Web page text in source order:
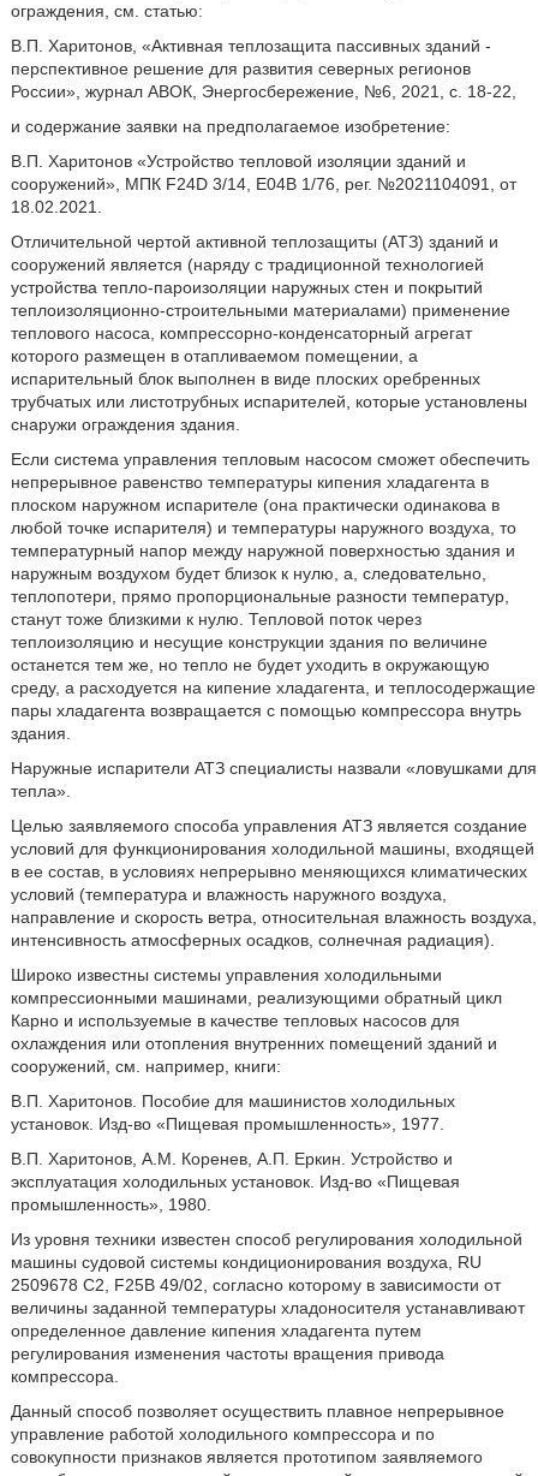
ограждения, см. статью:
В.П. Харитонов, «Активная теплозащита пассивных зданий -
перспективное решение для развития северных регионов
России», журнал АВОК, Энергосбережение, №6, 2021, с. 18-22,
и содержание заявки на предполагаемое изобретение:
В.П. Харитонов «Устройство тепловой изоляции зданий и
сооружений», МПК F24D 3/14, Е04В 1/76, рег. №2021104091, от
18.02.2021.
Отличительной чертой активной теплозащиты (АТЗ) зданий и
сооружений является (наряду с традиционной технологией
устройства тепло-пароизоляции наружных стен и покрытий
теплоизоляционно-строительными материалами) применение
теплового насоса, компрессорно-конденсаторный агрегат
которого размещен в отапливаемом помещении, а
испарительный блок выполнен в виде плоских оребренных
трубчатых или листотрубных испарителей, которые установлены
снаружи ограждения здания.
Если система управления тепловым насосом сможет обеспечить
непрерывное равенство температуры кипения хладагента в
плоском наружном испарителе (она практически одинакова в
любой точке испарителя) и температуры наружного воздуха, то
температурный напор между наружной поверхностью здания и
наружным воздухом будет близок к нулю, а, следовательно,
теплопотери, прямо пропорциональные разности температур,
станут тоже близкими к нулю. Тепловой поток через
теплоизоляцию и несущие конструкции здания по величине
останется тем же, но тепло не будет уходить в окружающую
среду, а расходуется на кипение хладагента, и теплосодержащие
пары хладагента возвращается с помощью компрессора внутрь
здания.
Наружные испарители АТЗ специалисты назвали «ловушками для
тепла».
Целью заявляемого способа управления АТЗ является создание
условий для функционирования холодильной машины, входящей
в ее состав, в условиях непрерывно меняющихся климатических
условий (температура и влажность наружного воздуха,
направление и скорость ветра, относительная влажность воздуха,
интенсивность атмосферных осадков, солнечная радиация).
Широко известны системы управления холодильными
компрессионными машинами, реализующими обратный цикл
Карно и используемые в качестве тепловых насосов для
охлаждения или отопления внутренних помещений зданий и
сооружений, см. например, книги:
В.П. Харитонов. Пособие для машинистов холодильных
установок. Изд-во «Пищевая промышленность», 1977.
В.П. Харитонов, А.М. Коренев, А.П. Еркин. Устройство и
эксплуатация холодильных установок. Изд-во «Пищевая
промышленность», 1980.
Из уровня техники известен способ регулирования холодильной
машины судовой системы кондиционирования воздуха, RU
2509678 С2, F25B 49/02, согласно которому в зависимости от
величины заданной температуры хладоносителя устанавливают
определенное давление кипения хладагента путем
регулирования изменения частоты вращения привода
компрессора.
Данный способ позволяет осуществить плавное непрерывное
управление работой холодильного компрессора и по
совокупности признаков является прототипом заявляемого